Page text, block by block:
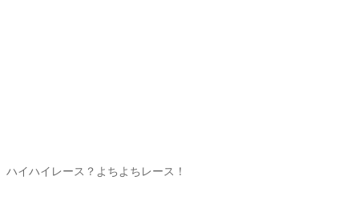
ハイハイレース？よちよちレース！